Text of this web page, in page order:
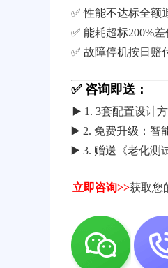
✅ 性能不达标全额
✅ 能耗超标200%
✅ 故障停机按日赔
✅ 咨询即送：
▶️ 1. 3套配置设计
▶️ 2. 免费升级：智
▶️ 3. 赠送《老化测
立即咨询>>获取您